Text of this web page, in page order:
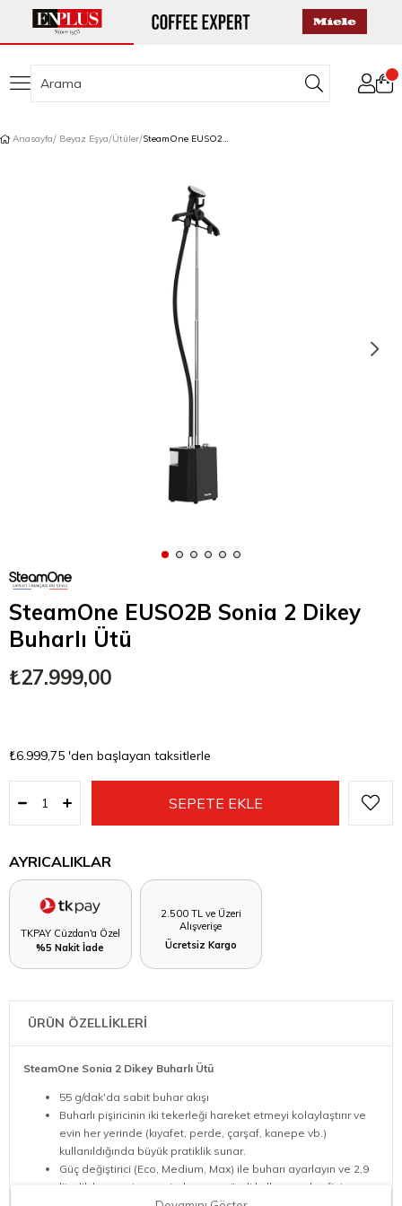
Anasayfa Beyaz Eşya Ütüler SteamOne EUSO2B Sonia 2 Dikey Buharlı Ütü
SteamOne EUSO2B Sonia 2 Dikey
Buharlı Ütü
₺27.999,00
₺6.999,75 'den başlayan taksitlerle
AYRICALIKLAR
TKPAY Cüzdan'a Özel
%5 Nakit İade
2.500 TL ve Üzeri
Alışverişe
Ücretsiz Kargo
ÜRÜN ÖZELLİKLERİ
SteamOne Sonia 2 Dikey Buharlı Ütü
55 g/dak'da sabit buhar akışı
Buharlı pişiricinin iki tekerleği hareket etmeyi kolaylaştırır ve
evin her yerinde (kıyafet, perde, çarşaf, kanepe vb.)
kullanıldığında büyük pratiklik sunar.
Güç değiştirici (Eco, Medium, Max) ile buharı ayarlayın ve 2,9
litrelik haznesi sayesinde uzun süreli kullanımın keyfini